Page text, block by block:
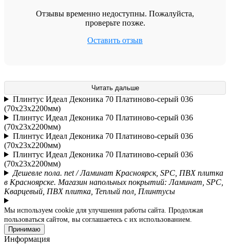
Отзывы временно недоступны. Пожалуйста,
проверьте позже.
Оставить отзыв
Читать дальше
Плинтус Идеал Деконика 70 Платиново-серый 036
(70х23х2200мм)
Плинтус Идеал Деконика 70 Платиново-серый 036
(70х23х2200мм)
Плинтус Идеал Деконика 70 Платиново-серый 036
(70х23х2200мм)
Плинтус Идеал Деконика 70 Платиново-серый 036
(70х23х2200мм)
Дешевле пола. net / Ламинат Красноярск, SPC, ПВХ плитка
в Красноярске. Магазин напольных покрытий: Ламинат, SPC,
Кварцевый, ПВХ плитка, Теплый пол, Плинтусы
Мы используем cookie для улучшения работы сайта. Продолжая
пользоваться сайтом, вы соглашаетесь с их использованием.
Принимаю
Информация